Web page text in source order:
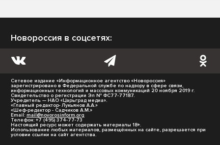
Новороссия в соцсетях:
Сетевое издание «Информационное агентство «Новороссия»
зарегистрировано в Федеральной службе по надзору в сфере связи,
информационных технологий и массовых коммуникаций 20 ноября 2019 г.
Свидетельство о регистрации Эл № ФС77-77187.
Учредитель — НАО «Царьград медиа».
«Главный редактор- Лукьянов А.А.»
«Шеф-редактор - Садчиков А.М.»
Email: mail@novorosinform.org
Телефон: +7 (495) 374-77-73
Настоящий ресурс может содержать материалы 18+.
Использование любых материалов, размещённых на сайте, разрешается при
условии ссылки на сайт агентства.